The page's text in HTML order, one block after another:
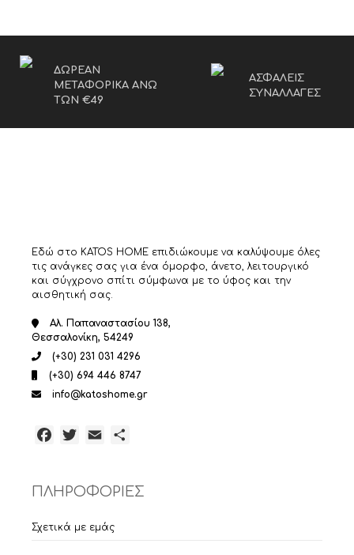
ΔΩΡΕΑΝ
ΜΕΤΑΦΟΡΙΚΑ ΑΝΩ
ΤΩΝ €49
ΑΣΦΑΛΕΙΣ
ΣΥΝΑΛΛΑΓΕΣ
Εδώ στο KATOS HOME επιδιώκουμε να καλύψουμε όλες
τις ανάγκες σας για ένα όμορφο, άνετο, λειτουργικό
και σύγχρονο σπίτι σύμφωνα με το ύφος και την
αισθητική σας.
Αλ. Παπαναστασίου 138,
Θεσσαλονίκη, 54249
(+30) 231 031 4296
(+30) 694 446 8747
info@katoshome.gr
Facebook
TwitterEmail
ΠΛΗΡΟΦΟΡΙΕΣ
Σχετικά με εμάς